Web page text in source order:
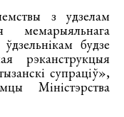
з удзелам
мемарыяльнага
будзе
рэканструкцыя
супраціў»,
Міністэрства